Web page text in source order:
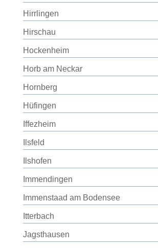
Hirrlingen
Hirschau
Hockenheim
Horb am Neckar
Hornberg
Hüfingen
Iffezheim
Ilsfeld
Ilshofen
Immendingen
Immenstaad am Bodensee
Itterbach
Jagsthausen